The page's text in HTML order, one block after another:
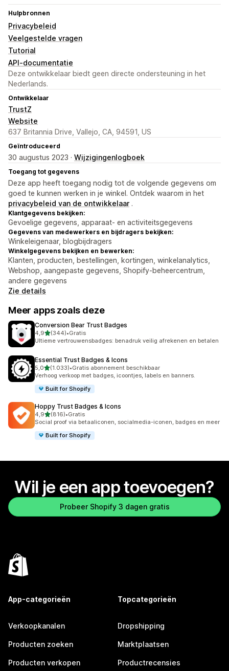
Hulpbronnen
Privacybeleid
Veelgestelde vragen
Tutorial
API-documentatie
Deze ontwikkelaar biedt geen directe ondersteuning in het
Nederlands.
Ontwikkelaar
TrustZ
Website
637 Britannia Drive, Vallejo, CA, 94591, US
Geïntroduceerd
30 augustus 2023 · Wijzigingenlogboek
Toegang tot gegevens
Deze app heeft toegang nodig tot de volgende gegevens om
goed te kunnen werken in je winkel. Ontdek waarom in het
privacybeleid van de ontwikkelaar .
Klantgegevens bekijken:
Gevoelige gegevens, apparaat- en activiteitsgegevens
Gegevens van medewerkers en bijdragers bekijken:
Winkeleigenaar, blogbijdragers
Winkelgegevens bekijken en bewerken:
Klanten, producten, bestellingen, kortingen, winkelanalytics,
Webshop, aangepaste gegevens, Shopify-beheercentrum,
andere gegevens
Zie details
Meer apps zoals deze
Conversion Bear Trust Badges
4,9van 5 sterren
(344)
344 recensies in totaal
•Gratis
Ultieme vertrouwensbadges: benadruk veilig afrekenen en betalen
Essential Trust Badges & Icons
5,0van 5 sterren
(1.033)
1033 recensies in totaal
•Gratis abonnement beschikbaar
Verhoog verkoop met badges, icoontjes, labels en banners.
Built for Shopify
Hoppy Trust Badges & Icons
4,9van 5 sterren
(816)
816 recensies in totaal
•Gratis
Social proof via betaaliconen, socialmedia-iconen, badges en meer
Built for Shopify
Wil je een app toevoegen?
Probeer Shopify 3 dagen gratis
App-categorieën
Verkoopkanalen
Producten zoeken
Producten verkopen
Topcategorieën
Dropshipping
Marktplaatsen
Productrecensies